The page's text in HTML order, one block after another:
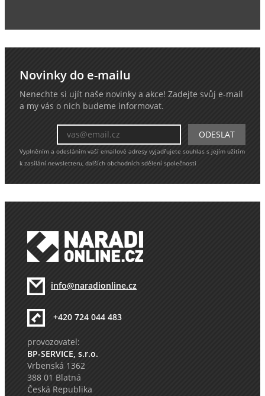
Novinky do e-mailu
Nenechte si ujít naše novinky a akce! Zadejte svůj e-mail
a my vás o nich budeme informovat.
Vyplněním a odesláním vaší emailové adresy vyjadřujete souhlas s jejím užitím
k zasílání newsletteru, dalších obchodních sdělení společnosti
info@naradionline.cz
+420 724 044 483
provozovatel:
BP-SERVICE, s.r.o.
Vrbenská 1362
388 01 Blatná
Česká Republika